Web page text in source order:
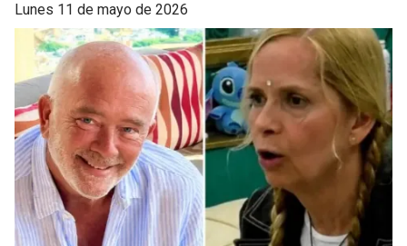
lunes 11 de mayo de 2026